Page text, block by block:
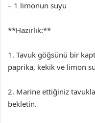
– 1 limonun suyu
**Hazırlık:**
1. Tavuk göğsünü bir
paprika, kekik ve limon
2. Marine ettiğiniz
bekletin.